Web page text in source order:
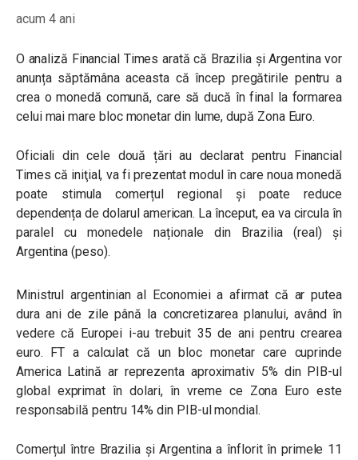
acum 4 ani
O analiză Financial Times arată că Brazilia și Argentina vor
anunța săptămâna aceasta că încep pregătirile pentru a
crea o monedă comună, care să ducă în final la formarea
celui mai mare bloc monetar din lume, după Zona Euro.
Oficiali din cele două țări au declarat pentru Financial
Times că iniţial, va fi prezentat modul în care noua monedă
poate stimula comerțul regional și poate reduce
dependența de dolarul american. La început, ea va circula în
paralel cu monedele naționale din Brazilia (real) și
Argentina (peso).
Ministrul argentinian al Economiei a afirmat că ar putea
dura ani de zile până la concretizarea planului, având în
vedere că Europei i-au trebuit 35 de ani pentru crearea
euro. FT a calculat că un bloc monetar care cuprinde
America Latină ar reprezenta aproximativ 5% din PIB-ul
global exprimat în dolari, în vreme ce Zona Euro este
responsabilă pentru 14% din PIB-ul mondial.
Comerțul între Brazilia și Argentina a înflorit în primele 11